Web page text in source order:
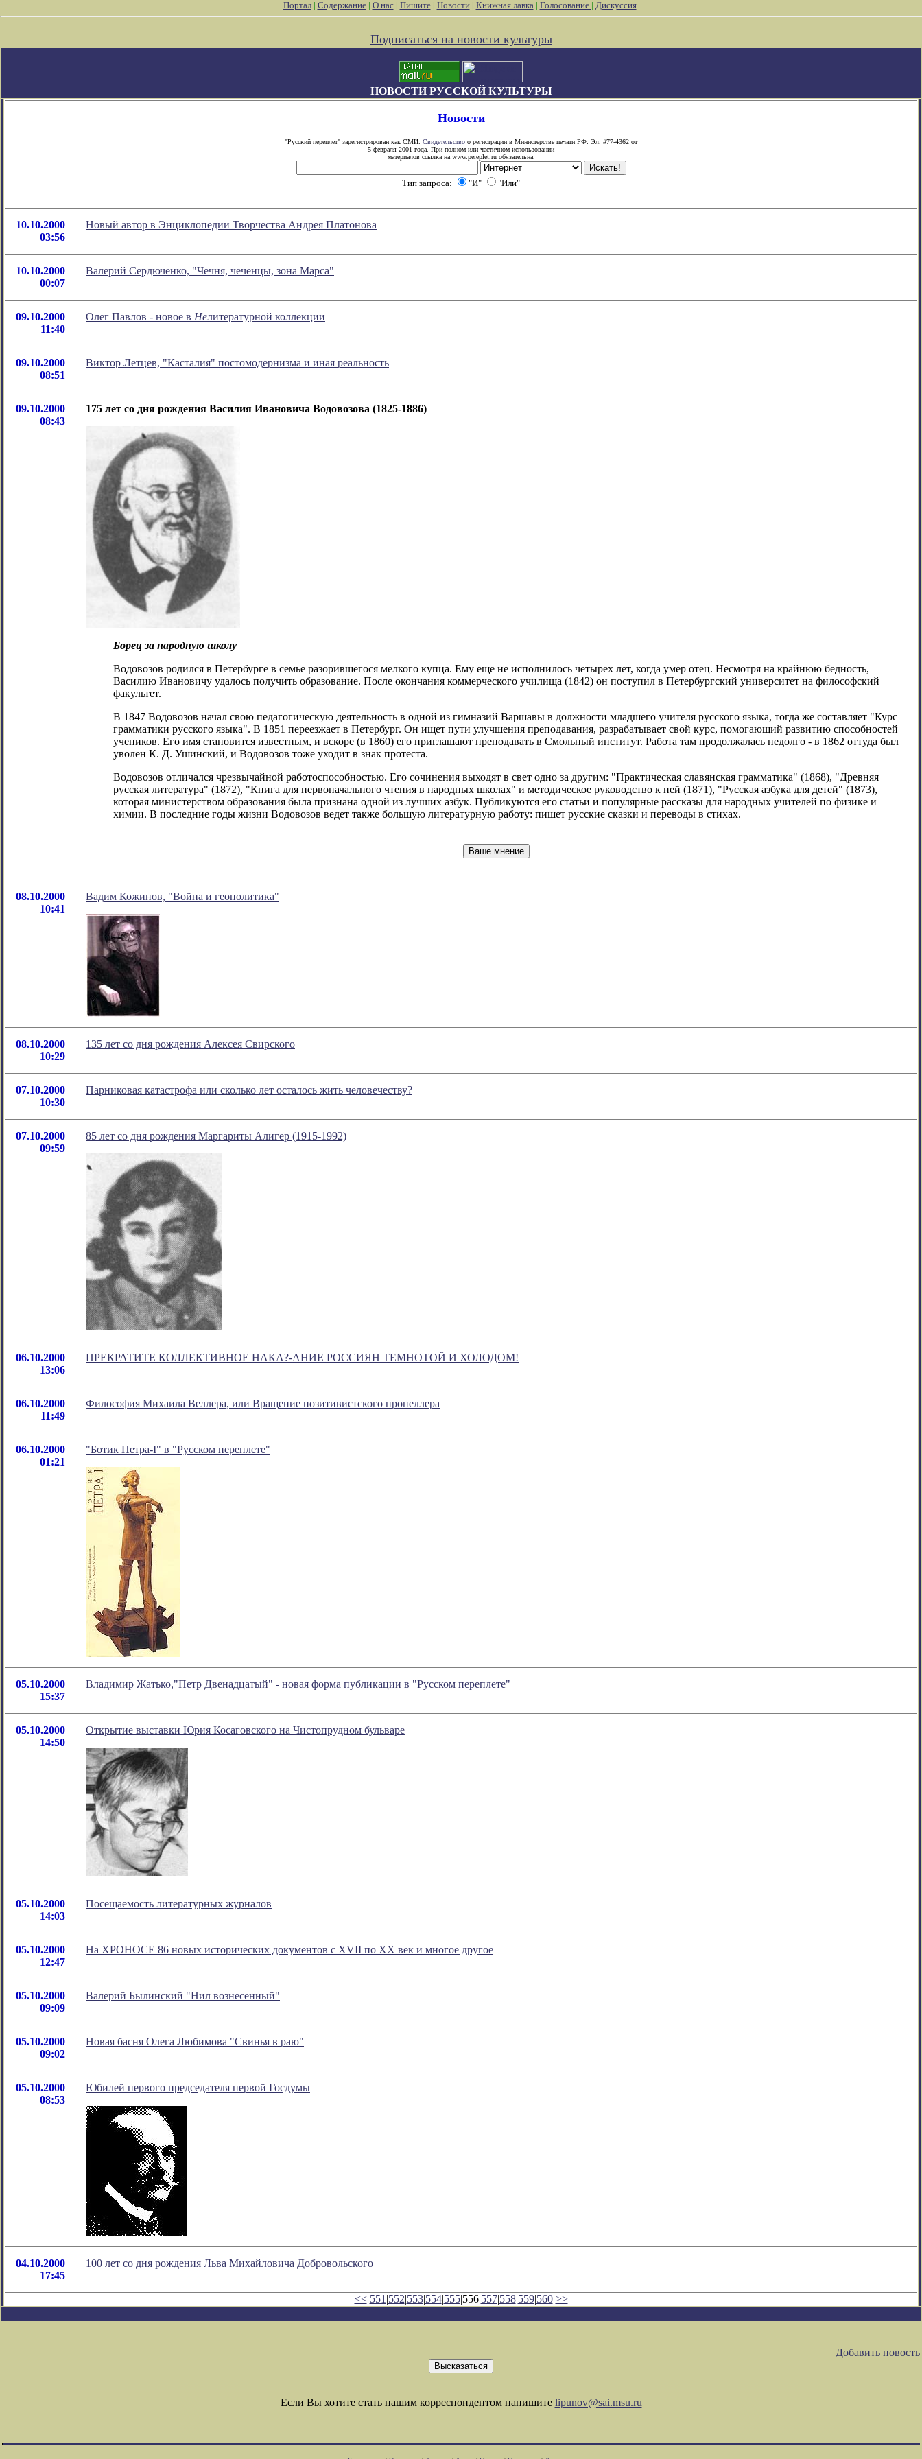
Портал| Содержание| О нас| Пишите| Новости| Книжная лавка| Голосование | Дискуссия
Подписаться на новости культуры
НОВОСТИ РУССКОЙ КУЛЬТУРЫ
Новости
"Русский переплет" зарегистрирован как СМИ. Свидетельство о регистрации в Министерстве печати РФ: Эл. #77-4362 от
5 февраля 2001 года. При полном или частичном использовании
материалов ссылка на www.pereplet.ru обязательна.
Тип запроса: "И" "Или"
10.10.2000
03:56
Новый автор в Энциклопедии Творчества Андрея Платонова
10.10.2000
00:07
Валерий Сердюченко, "Чечня, чеченцы, зона Марса"
09.10.2000
11:40
Олег Павлов - новое в Нелитературной коллекции
09.10.2000
08:51
Виктор Летцев, "Касталия" постомодернизма и иная реальность
09.10.2000
08:43
175 лет со дня рождения Василия Ивановича Водовозова (1825-1886)
Борец за народную школу
Водовозов родился в Петербурге в семье разорившегося мелкого купца. Ему еще не исполнилось четырех лет, когда умер отец. Несмотря на крайнюю бедность,
Василию Ивановичу удалось получить образование. После окончания коммерческого училища (1842) он поступил в Петербургский университет на философский
факультет.
В 1847 Водовозов начал свою педагогическую деятельность в одной из гимназий Варшавы в должности младшего учителя русского языка, тогда же составляет "Курс
грамматики русского языка". В 1851 переезжает в Петербург. Он ищет пути улучшения преподавания, разрабатывает свой курс, помогающий развитию способностей
учеников. Его имя становится известным, и вскоре (в 1860) его приглашают преподавать в Смольный институт. Работа там продолжалась недолго - в 1862 оттуда был
уволен К. Д. Ушинский, и Водовозов тоже уходит в знак протеста.
Водовозов отличался чрезвычайной работоспособностью. Его сочинения выходят в свет одно за другим: "Практическая славянская грамматика" (1868), "Древняя
русская литература" (1872), "Книга для первоначального чтения в народных школах" и методическое руководство к ней (1871), "Русская азбука для детей" (1873),
которая министерством образования была признана одной из лучших азбук. Публикуются его статьи и популярные рассказы для народных учителей по физике и
химии. В последние годы жизни Водовозов ведет также большую литературную работу: пишет русские сказки и переводы в стихах.
08.10.2000
10:41
Вадим Кожинов, "Война и геополитика"
08.10.2000
10:29
135 лет со дня рождения Алексея Свирского
07.10.2000
10:30
Парниковая катастрофа или сколько лет осталось жить человечеству?
07.10.2000
09:59
85 лет со дня рождения Маргариты Алигер (1915-1992)
06.10.2000
13:06
ПРЕКРАТИТЕ КОЛЛЕКТИВНОЕ НАКА?-АНИЕ РОССИЯН ТЕМНОТОЙ И ХОЛОДОМ!
06.10.2000
11:49
Философия Михаила Веллера, или Вращение позитивистского пропеллера
06.10.2000
01:21
"Ботик Петра-I" в "Русском переплете"
05.10.2000
15:37
Владимир Жатько,"Петр Двенадцатый" - новая форма публикации в "Русском переплете"
05.10.2000
14:50
Открытие выставки Юрия Косаговского на Чистопрудном бульваре
05.10.2000
14:03
Посещаемость литературных журналов
05.10.2000
12:47
На ХРОНОСЕ 86 новых исторических документов с XVII по XX век и многое другое
05.10.2000
09:09
Валерий Былинский "Нил вознесенный"
05.10.2000
09:02
Новая басня Олега Любимова "Свинья в раю"
05.10.2000
08:53
Юбилей первого председателя первой Госдумы
04.10.2000
17:45
100 лет со дня рождения Льва Михайловича Добровольского
<< 551 |552|553|554|555|556|557|558|559|560 >>
Добавить новость
Если Вы хотите стать нашим корреспондентом напишите lipunov@sai.msu.ru